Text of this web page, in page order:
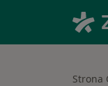
Strona